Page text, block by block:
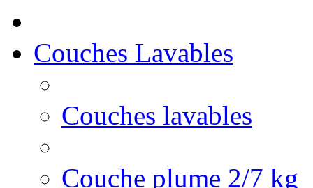
Couches Lavables
Couches lavables
Couche plume 2/7 kg